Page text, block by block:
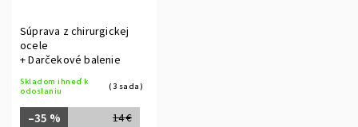
Súprava z chirurgickej
ocele
+ Darčekové balenie
Skladom ihneď k
odoslaniu
(3 sada)
14 €
–35 %